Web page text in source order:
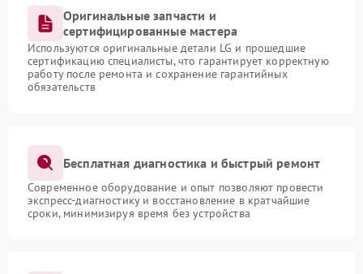
Оригинальные запчасти и
сертифицированные мастера
Используются оригинальные детали LG и прошедшие
сертификацию специалисты, что гарантирует корректную
работу после ремонта и сохранение гарантийных
обязательств
Бесплатная диагностика и быстрый ремонт
Современное оборудование и опыт позволяют провести
экспресс-диагностику и восстановление в кратчайшие
сроки, минимизируя время без устройства